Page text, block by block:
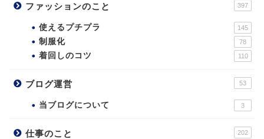
ファッションのこと 397
使えるプチプラ 145
制服化 78
着回しのコツ 110
ブログ運営 53
当ブログについて 3
仕事のこと 202